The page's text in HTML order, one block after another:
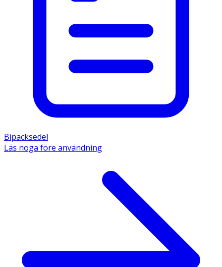
Bipacksedel
Läs noga före användning